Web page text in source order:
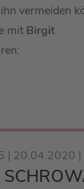
vermeiden
mit Birgit
| 20.04.2020